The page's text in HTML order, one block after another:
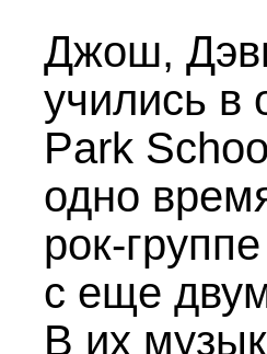
Джош,
учились
Park
одно
рок-
с еще
В их